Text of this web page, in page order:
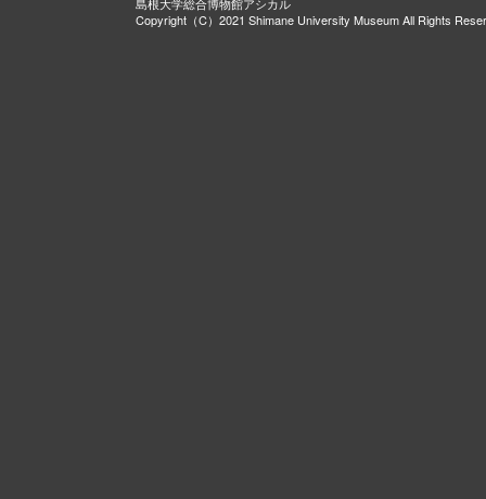
Copyright（C）2021 Shimane University Museum All Rights